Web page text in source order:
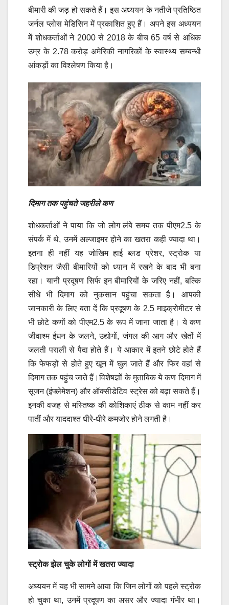
बीमारी की जड़ हो सकते हैं।इस अध्ययन के नतीजे प्रतिष्ठित
जर्नल प्लोस मेडिसिन में प्रकाशित हुए हैं। अपने इस अध्ययन
में शोधकर्ताओं ने 2000 से 2018 के बीच 65 वर्ष से अधिक
उम्र के 2.78 करोड़ अमेरिकी नागरिकों के स्वास्थ्य सम्बन्धी
आंकड़ों का विश्लेषण किया है।
दिमाग तक पहुंचते जहरीले कण
शोधकर्ताओं ने पाया कि जो लोग लंबे समय तक पीएम2.5 के
संपर्क में थे, उनमें अल्जाइमर होने का खतरा कही ज्यादा था।
इतना ही नहीं यह जोखिम हाई ब्लड प्रेशर, स्ट्रोक या
डिप्रेशन जैसी बीमारियों को ध्यान में रखने के बाद भी बना
रहा। यानी प्रदूषण सिर्फ इन बीमारियों के जरिए नहीं, बल्कि
सीधे भी दिमाग को नुकसान पहुंचा सकता है। आपकी
जानकारी के लिए बता दें कि प्रदूषण के 2.5 माइक्रोमीटर से
भी छोटे कणों को पीएम2.5 के रूप में जाना जाता है। ये कण
जीवाश्म ईंधन के जलने, उद्योगों, जंगल की आग और खेतों में
जलती पराली से पैदा होते हैं। ये आकार में इतने छोटे होते हैं
कि फेफड़ों से होते हुए खून में घुल जाते हैं और फिर वहां से
दिमाग तक पहुंच जाते हैं।विशेषज्ञों के मुताबिक ये कण दिमाग में
सूजन (इंफ्लेमेशन) और ऑक्सीडेटिव स्ट्रेस को बढ़ा सकते हैं।
इनकी वजह से मस्तिष्क की कोशिकाएं ठीक से काम नहीं कर
पातीं और याददाश्त धीरे-धीरे कमजोर होने लगती है।
स्ट्रोक झेल चुके लोगों में खतरा ज्यादा
अध्ययन में यह भी सामने आया कि जिन लोगों को पहले स्ट्रोक
हो चुका था, उनमें प्रदूषण का असर और ज्यादा गंभीर था।